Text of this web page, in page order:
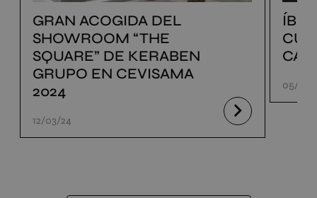
GRAN ACOGIDA DEL
SHOWROOM “THE
SQUARE” DE KERABEN
GRUPO EN CEVISAMA
2024
12/03/24
05/03/